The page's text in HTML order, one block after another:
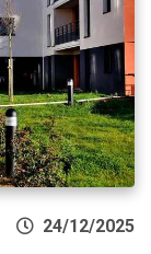
24/12/2025